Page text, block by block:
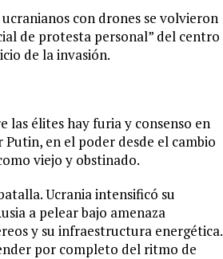
con drones se volvieron
de protesta personal” del centro
de la invasión.
las élites hay furia y consenso en
en el poder desde el cambio
viejo y obstinado.
Ucrania intensificó su
a pelear bajo amenaza
y su infraestructura energética.
por completo del ritmo de